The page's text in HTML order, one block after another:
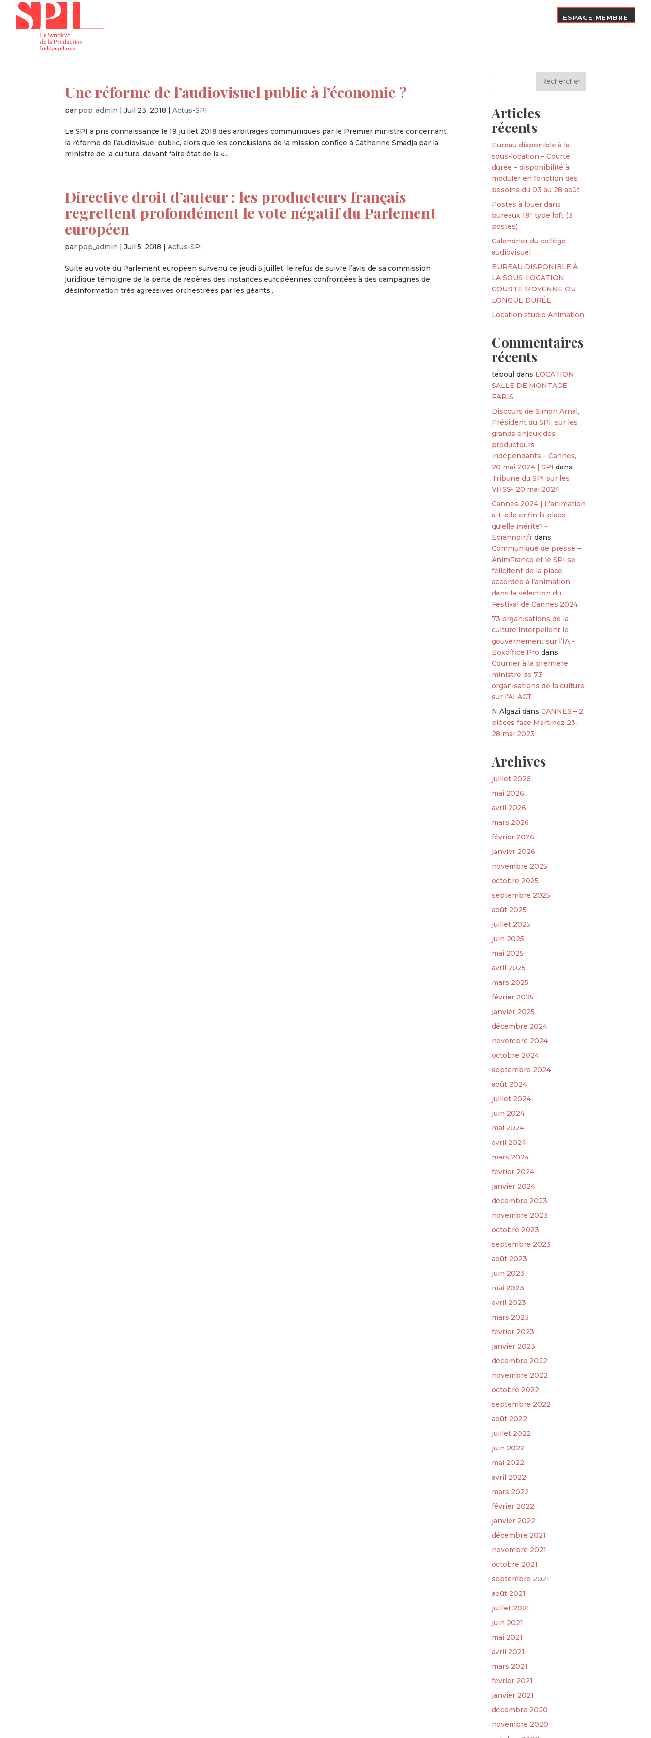
Nos Adhérents ESPACE MEMBRE
Une réforme de l’audiovisuel public à l’économie ?
par pop_admin |Juil 23, 2018 |Actus-SPI
Le SPI a pris connaissance le 19 juillet 2018 des arbitrages communiqués par le Premier ministre concernant
la réforme de l’audiovisuel public, alors que les conclusions de la mission confiée à Catherine Smadja par la
ministre de la culture, devant faire état de la «...
Directive droit d’auteur : les producteurs français
regrettent profondément le vote négatif du Parlement
européen
par pop_admin |Juil 5, 2018 |Actus-SPI
Suite au vote du Parlement européen survenu ce jeudi 5 juillet, le refus de suivre l’avis de sa commission
juridique témoigne de la perte de repères des instances européennes confrontées à des campagnes de
désinformation très agressives orchestrées par les géants...
Articles
récents
Bureau disponible à la
sous-location – Courte
durée – disponibilité à
moduler en fonction des
besoins du 03 au 28 août
Postes à louer dans
bureaux 18ᵉ type loft (3
postes)
Calendrier du collège
audiovisuel
BUREAU DISPONIBLE À
LA SOUS-LOCATION
COURTE MOYENNE OU
LONGUE DURÉE
Location studio Animation
Commentaires
récents
teboul dans LOCATION
SALLE DE MONTAGE
PARIS
Discours de Simon Arnal,
Président du SPI, sur les
grands enjeux des
producteurs
indépendants – Cannes,
20 mai 2024 | SPI dans
Tribune du SPI sur les
VHSS- 20 mai 2024
Cannes 2024 | L'animation
a-t-elle enfin la place
qu'elle mérite? -
Ecrannoir.fr dans
Communiqué de presse –
AnimFrance et le SPI se
félicitent de la place
accordée à l’animation
dans la sélection du
Festival de Cannes 2024
73 organisations de la
culture interpellent le
gouvernement sur l’IA -
Boxoffice Pro dans
Courrier à la première
ministre de 73
organisations de la culture
sur l’AI ACT
N Algazi dansCANNES – 2
pièces face Martinez 23-
28 mai 2023
Archives
juillet 2026
mai 2026
avril 2026
mars 2026
février 2026
janvier 2026
novembre 2025
octobre 2025
septembre 2025
août 2025
juillet 2025
juin 2025
mai 2025
avril 2025
mars 2025
février 2025
janvier 2025
décembre 2024
novembre 2024
octobre 2024
septembre 2024
août 2024
juillet 2024
juin 2024
mai 2024
avril 2024
mars 2024
février 2024
janvier 2024
décembre 2023
novembre 2023
octobre 2023
septembre 2023
août 2023
juin 2023
mai 2023
avril 2023
mars 2023
février 2023
janvier 2023
décembre 2022
novembre 2022
octobre 2022
septembre 2022
août 2022
juillet 2022
juin 2022
mai 2022
avril 2022
mars 2022
février 2022
janvier 2022
décembre 2021
novembre 2021
octobre 2021
septembre 2021
août 2021
juillet 2021
juin 2021
mai 2021
avril 2021
mars 2021
février 2021
janvier 2021
décembre 2020
novembre 2020